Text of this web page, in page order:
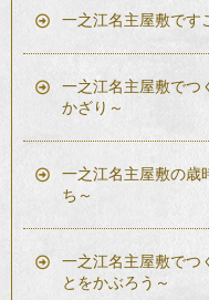
一之江名主屋敷です
一之江名主屋敷でつ
かざり～
一之江名主屋敷の歳
ち～
一之江名主屋敷でつ
とをかぶろう～